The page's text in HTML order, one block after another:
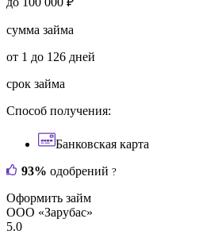
сумма займа
от 1 до 126 дней
срок займа
Способ получения:
Банковская карта
93% одобрений ?
Оформить займ
ООО «Зарубас»
5.0